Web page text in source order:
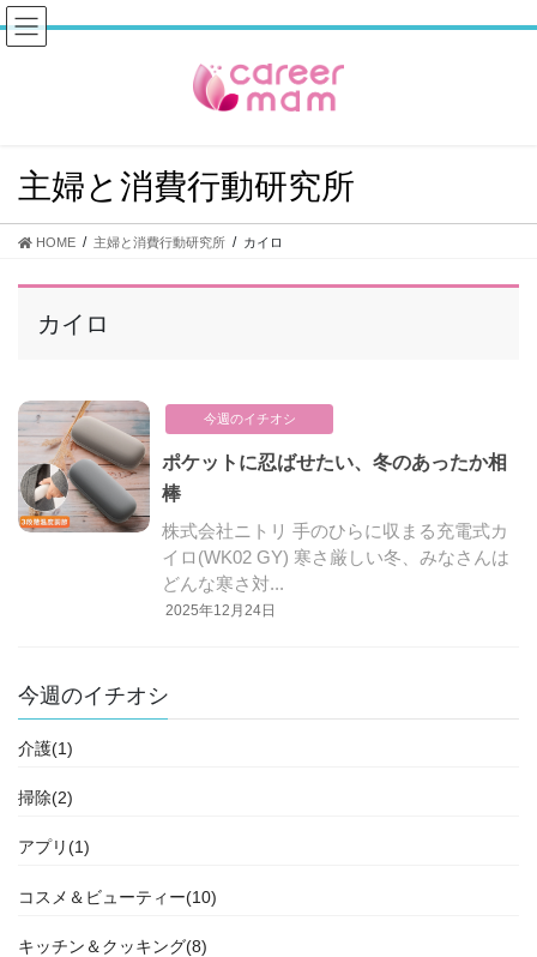
コ
ン
プ
ナ
ビ
動
主婦と消費行動研究所
HOME 主婦と消費行動研究所 カイロ
カイロ
今週のイチオシ
2025年12月24日
ポケットに忍ばせたい、冬のあったか相
棒
株式会社ニトリ 手のひらに収まる充電式カ
イロ(WK02 GY) 寒さ厳しい冬、みなさんは
どんな寒さ対...
今週のイチオシ
介護(1)
掃除(2)
アプリ(1)
コスメ＆ビューティー(10)
キッチン＆クッキング(8)